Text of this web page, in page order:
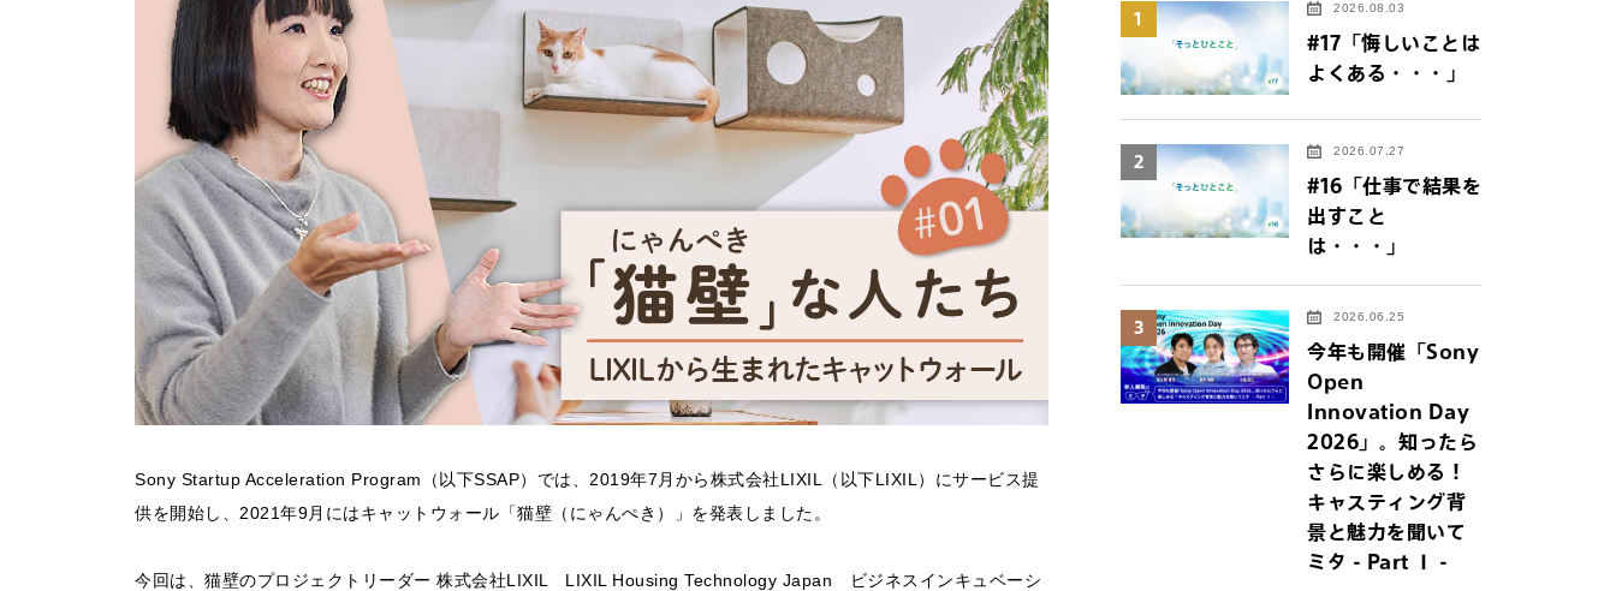
Sony Startup Acceleration Program（以下SSAP）では、2019年7月から株式会社LIXIL（以下LIXIL）にサービス提
供を開始し、2021年9月にはキャットウォール「猫壁（にゃんぺき）」を発表しました。
今回は、猫壁のプロジェクトリーダー 株式会社LIXIL LIXIL Housing Technology Japan ビジネスインキュベーシ
1 2026.08.03
#17「悔しいことは
よくある・・・」
2 2026.07.27
#16「仕事で結果を
出すこと
は・・・」
3 2026.06.25
今年も開催「Sony
Open
Innovation Day
2026」。知ったら
さらに楽しめる！
キャスティング背
景と魅力を聞いて
ミタ - Part Ⅰ -